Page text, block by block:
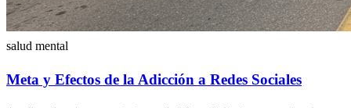
salud mental
Meta y Efectos de la Adicción a Redes Sociales